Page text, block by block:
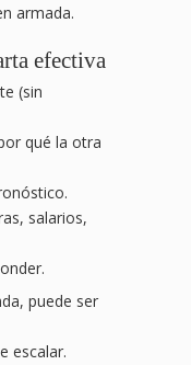
armada.
efectiva
(sin
qué la otra
salarios,
puede ser
escalar.